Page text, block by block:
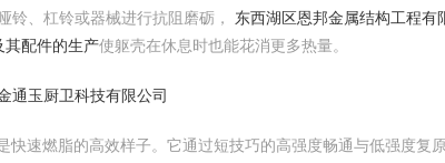
铃、杠铃或器械进行抗阻磨砺， 东西湖区恩邦金属结构工程有
其配件的生产使躯壳在休息时也能花消更多热量。
通玉厨卫科技有限公司
快速燃脂的高效样子。它通过短技巧的高强度畅通与低强度